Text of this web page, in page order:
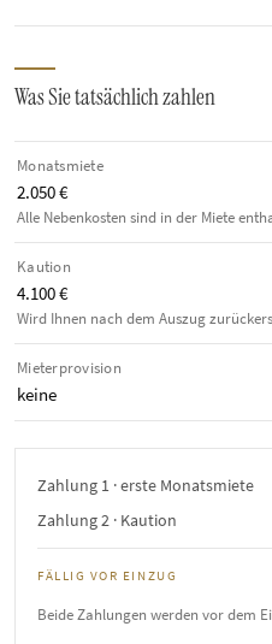
Was Sie tatsächlich zahlen
Monatsmiete
2.050 €
Alle Nebenkosten sind in der Miete
Kaution
4.100 €
Wird Ihnen nach dem Auszug
Mieterprovision
keine
Zahlung 1 · erste Monatsmiete
Zahlung 2 · Kaution
FÄLLIG VOR EINZUG
Beide Zahlungen werden vor dem